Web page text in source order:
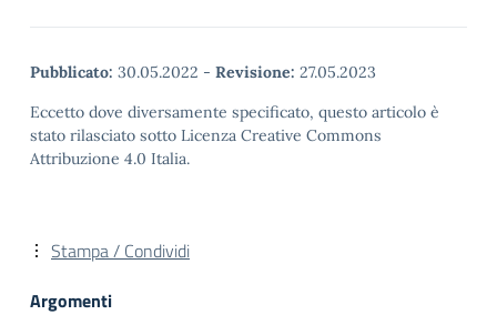
Pubblicato: 30.05.2022 - Revisione: 27.05.2023
Eccetto dove diversamente specificato, questo articolo è
stato rilasciato sotto Licenza Creative Commons
Attribuzione 4.0 Italia.
Stampa / Condividi
Argomenti